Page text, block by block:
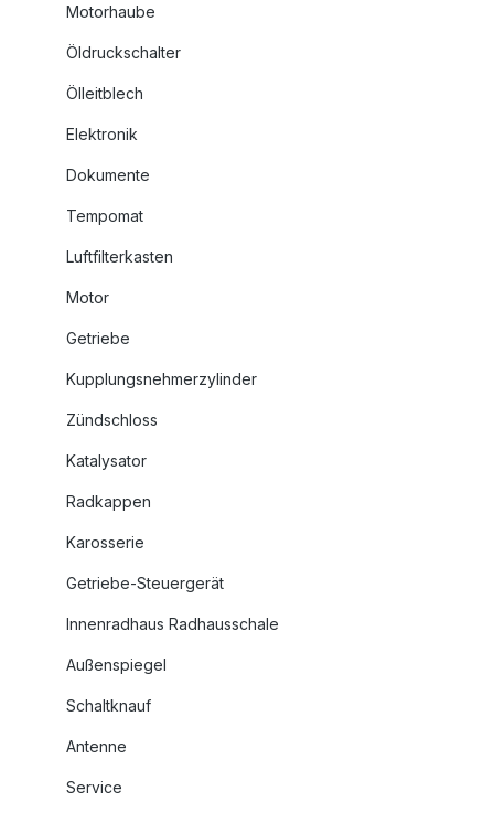
Motorhaube
Öldruckschalter
Ölleitblech
Elektronik
Dokumente
Tempomat
Luftfilterkasten
Motor
Getriebe
Kupplungsnehmerzylinder
Zündschloss
Katalysator
Radkappen
Karosserie
Getriebe-Steuergerät
Innenradhaus Radhausschale
Außenspiegel
Schaltknauf
Antenne
Service